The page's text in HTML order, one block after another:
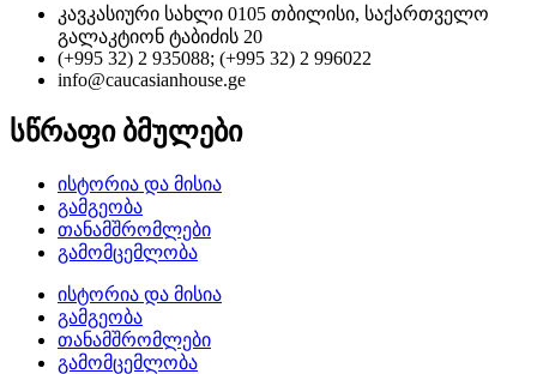
კავკასიური სახლი 0105 თბილისი, საქართველო
გალაკტიონ ტაბიძის 20
(+995 32) 2 935088; (+995 32) 2 996022
info@caucasianhouse.ge
სწრაფი ბმულები
ისტორია და მისია
გამგეობა
თანამშრომლები
გამომცემლობა
ისტორია და მისია
გამგეობა
თანამშრომლები
გამომცემლობა